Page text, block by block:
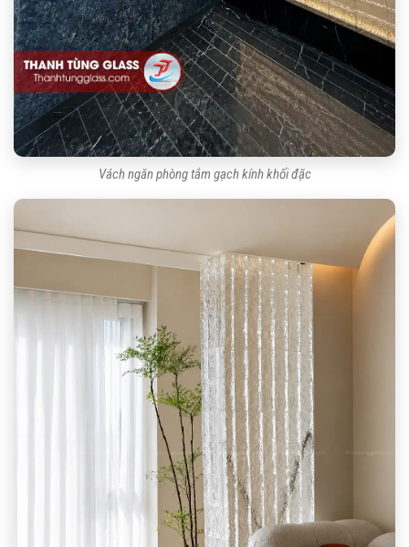
Vách ngăn phòng tắm gạch kính khối đặc